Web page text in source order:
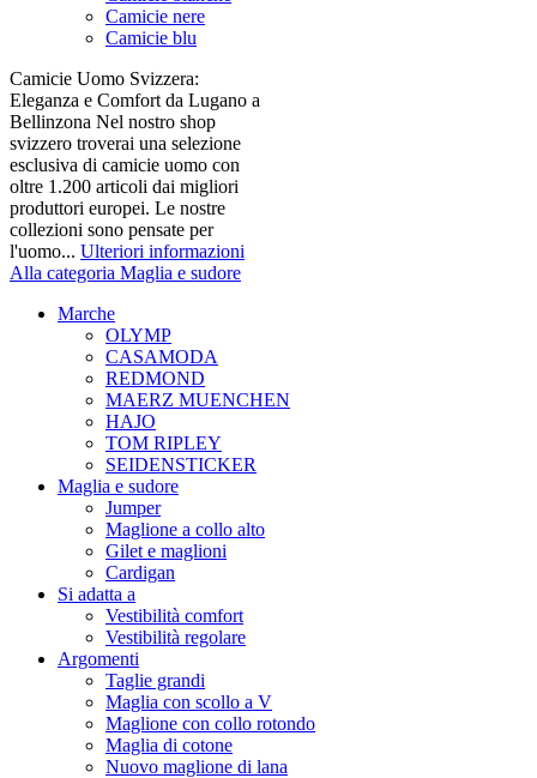
Camicie nere
Camicie blu
Camicie Uomo Svizzera:
Eleganza e Comfort da Lugano a
Bellinzona Nel nostro shop
svizzero troverai una selezione
esclusiva di camicie uomo con
oltre 1.200 articoli dai migliori
produttori europei. Le nostre
collezioni sono pensate per
l'uomo... Ulteriori informazioni
Alla categoria Maglia e sudore
Marche
OLYMP
CASAMODA
REDMOND
MAERZ MUENCHEN
HAJO
TOM RIPLEY
SEIDENSTICKER
Maglia e sudore
Jumper
Maglione a collo alto
Gilet e maglioni
Cardigan
Si adatta a
Vestibilità comfort
Vestibilità regolare
Argomenti
Taglie grandi
Maglia con scollo a V
Maglione con collo rotondo
Maglia di cotone
Nuovo maglione di lana